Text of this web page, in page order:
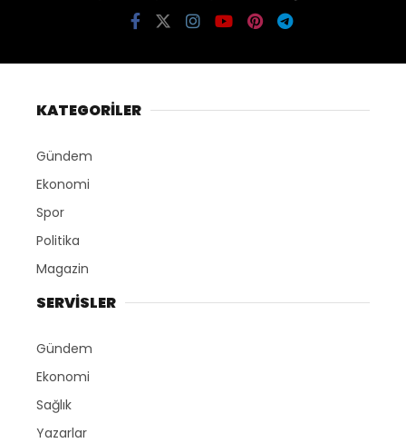
KATEGORİLER
Gündem
Ekonomi
Spor
Politika
Magazin
SERVİSLER
Gündem
Ekonomi
Sağlık
Yazarlar